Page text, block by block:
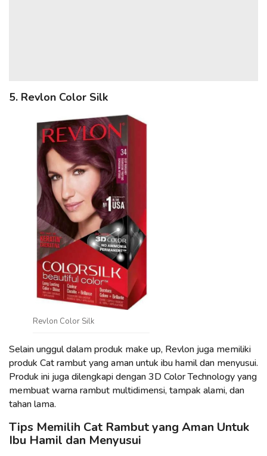
5. Revlon Color Silk
Revlon Color Silk
Selain unggul dalam produk make up, Revlon juga memiliki
produk Cat rambut yang aman untuk ibu hamil dan menyusui.
Produk ini juga dilengkapi dengan 3D Color Technology yang
membuat warna rambut multidimensi, tampak alami, dan
tahan lama.
Tips Memilih Cat Rambut yang Aman Untuk
Ibu Hamil dan Menyusui